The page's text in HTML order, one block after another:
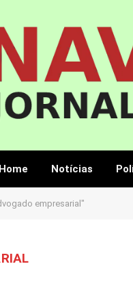
Home Notícias
empresarial"